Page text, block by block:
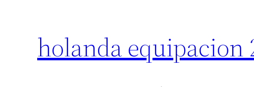
holanda equipacion